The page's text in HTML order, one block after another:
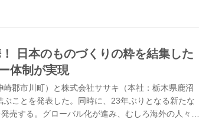
日本のものづくりの粋を結集した
体制が実現
郡市川町）と株式会社ササキ（本社：栃木県鹿沼
ことを発表した。同時に、23年ぶりとなる新たな
売する。グローバル化が進み、むしろ海外の人々の
感な現代。両者の協業は「その真の魅力と魂を、日